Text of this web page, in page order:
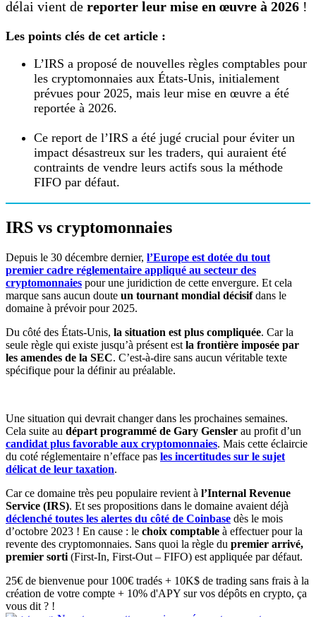
délai vient de reporter leur mise en œuvre à 2026 !
Les points clés de cet article :
L’IRS a proposé de nouvelles règles comptables pour
les cryptomonnaies aux États-Unis, initialement
prévues pour 2025, mais leur mise en œuvre a été
reportée à 2026.
Ce report de l’IRS a été jugé crucial pour éviter un
impact désastreux sur les traders, qui auraient été
contraints de vendre leurs actifs sous la méthode
FIFO par défaut.
IRS vs cryptomonnaies
Depuis le 30 décembre dernier, l’Europe est dotée du tout
premier cadre réglementaire appliqué au secteur des
cryptomonnaies pour une juridiction de cette envergure. Et cela
marque sans aucun doute un tournant mondial décisifdans le
domaine à prévoir pour 2025.
Du côté des États-Unis, la situation est plus compliquée. Car la
seule règle qui existe jusqu’à présent est la frontière imposée par
les amendes de la SEC. C’est-à-dire sans aucun véritable texte
spécifique pour la définir au préalable.
Une situation qui devrait changer dans les prochaines semaines.
Cela suite au départ programmé de Gary Gensler au profit d’un
candidat plus favorable aux cryptomonnaies. Mais cette éclaircie
du coté réglementaire n’efface pas les incertitudes sur le sujet
délicat de leur taxation.
Car ce domaine très peu populaire revient à l’Internal Revenue
Service (IRS). Et ses propositions dans le domaine avaient déjà
déclenché toutes les alertes du côté de Coinbase dès le mois
d’octobre 2023 ! En cause : le choix comptable à effectuer pour la
revente des cryptomonnaies. Sans quoi la règle du premier arrivé,
premier sorti (First-In, First-Out – FIFO) est appliquée par défaut.
25€ de bienvenue pour 100€ tradés + 10K$ de trading sans frais à la
création de votre compte + 10% d'APY sur vos dépôts en crypto, ça
vous dit ? !